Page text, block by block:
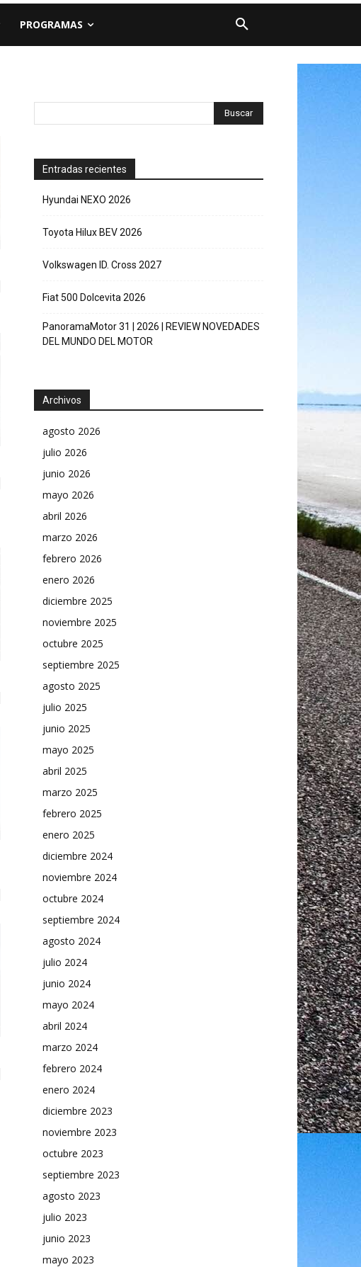
PROGRAMAS
Entradas recientes
Hyundai NEXO 2026
Toyota Hilux BEV 2026
Volkswagen ID. Cross 2027
Fiat 500 Dolcevita 2026
PanoramaMotor 31 | 2026 | REVIEW NOVEDADES
DEL MUNDO DEL MOTOR
Archivos
agosto 2026
julio 2026
junio 2026
mayo 2026
abril 2026
marzo 2026
febrero 2026
enero 2026
diciembre 2025
noviembre 2025
octubre 2025
septiembre 2025
agosto 2025
julio 2025
junio 2025
mayo 2025
abril 2025
marzo 2025
febrero 2025
enero 2025
diciembre 2024
noviembre 2024
octubre 2024
septiembre 2024
agosto 2024
julio 2024
junio 2024
mayo 2024
abril 2024
marzo 2024
febrero 2024
enero 2024
diciembre 2023
noviembre 2023
octubre 2023
septiembre 2023
agosto 2023
julio 2023
junio 2023
mayo 2023